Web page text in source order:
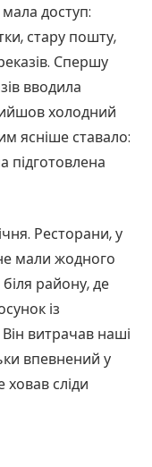
доступ:
стару пошту,
Спершу
вводила
холодний
ясніше ставало:
підготовлена
Ресторани, у
мали жодного
району, де
із
витрачав наші
впевнений у
ховав сліди